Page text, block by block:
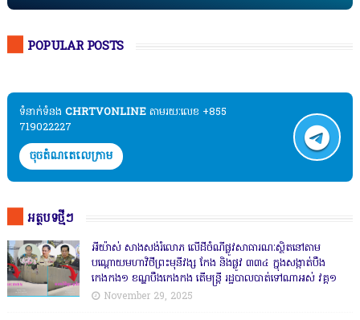
POPULAR POSTS
ទំនាក់ទំនង​​ CHRTVONLINE តាមរយៈលេខ +855
719022227
ចុចតំណតេលេក្រាម
អត្ថបទថ្មីៗ
អីយ៉ាស់ សាងសង់រំលោភ លើដីចំណីផ្លូវសាធារណៈស្ថិតនៅតាម
បណ្ដោយមហាវិថីព្រះមុនីវង្ស កែង និងផ្លូវ ៣៣៤ ក្នុងសង្កាត់បឹង
កេងកង១ ខណ្ឌបឹងកេងកង តើមន្ត្រី រដ្ឋបាលបាត់ទៅណាអស់ វគ្គ១
November 29, 2025